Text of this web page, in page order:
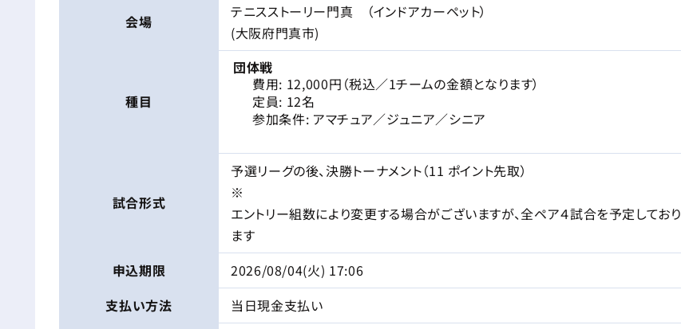
会場
テニスストーリー門真 （インドアカーペット）
(大阪府門真市)
種目
団体戦
費用: 12,000円（税込／1チームの金額となります）
定員: 12名
参加条件: アマチュア／ジュニア／シニア
試合形式
予選リーグの後、決勝トーナメント（11 ポイント先取）
※
エントリー組数により変更する場合がございますが、全ペア４試合を予定しており
ます
申込期限
2026/08/04(火) 17:06
支払い方法
当日現金支払い